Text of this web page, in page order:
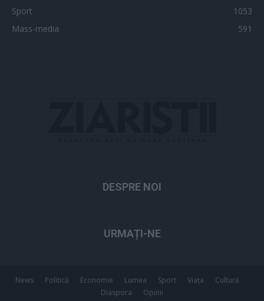
Sport
1053
Mass-media
591
DESPRE NOI
URMAȚI-NE
News Politică Economie Lumea Sport Viața
Cultură
Diaspora
Opinii